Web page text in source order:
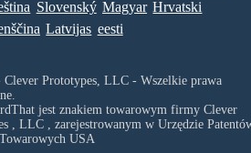
Slovenský Magyar Hrvatski
Latvijas eesti
Prototypes, LLC - Wszelkie prawa
jest znakiem towarowym firmy Clever
, LLC, zarejestrowanym w Urzędzie
USA